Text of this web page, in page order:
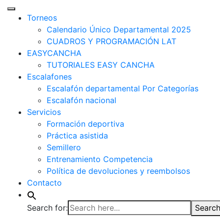
Torneos
Calendario Único Departamental 2025
CUADROS Y PROGRAMACIÓN LAT
EASYCANCHA
TUTORIALES EASY CANCHA
Escalafones
Escalafón departamental Por Categorías
Escalafón nacional
Servicios
Formación deportiva
Práctica asistida
Semillero
Entrenamiento Competencia
Política de devoluciones y reembolsos
Contacto
Search for: